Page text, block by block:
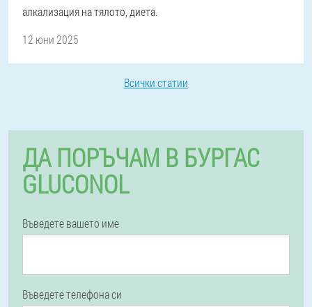
алкализация на тялото, диета.
12 юни 2025
Всички статии
ДА ПОРЪЧАМ В БУРГАС
GLUCONOL
Въведете вашето име
Въведете телефона си